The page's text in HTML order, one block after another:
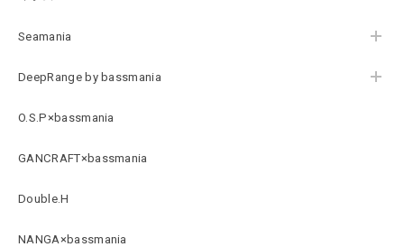
Seamania
DeepRange by bassmania
O.S.P×bassmania
GANCRAFT×bassmania
Double.H
NANGA×bassmania
ミックスデザイン M
BMサークルロゴステッカー